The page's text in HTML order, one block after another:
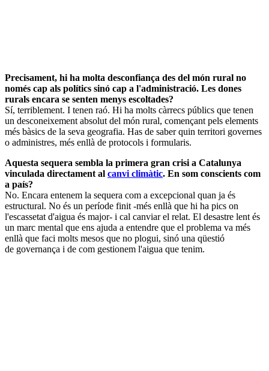
Precisament, hi ha molta desconfiança des del món rural no
només cap als polítics sinó cap a l'administració. Les dones
rurals encara se senten menys escoltades?
Sí, terriblement. I tenen raó. Hi ha molts càrrecs públics que tenen
un desconeixement absolut del món rural, començant pels elements
més bàsics de la seva geografia. Has de saber quin territori governes
o administres, més enllà de protocols i formularis.
Aquesta sequera sembla la primera gran crisi a Catalunya
vinculada directament al canvi climàtic. En som conscients com
a país?
No. Encara entenem la sequera com a excepcional quan ja és
estructural. No és un període finit -més enllà que hi ha pics on
l'escassetat d'aigua és major- i cal canviar el relat. El desastre lent és
un marc mental que ens ajuda a entendre que el problema va més
enllà que faci molts mesos que no plogui, sinó una qüestió
de governança i de com gestionem l'aigua que tenim.